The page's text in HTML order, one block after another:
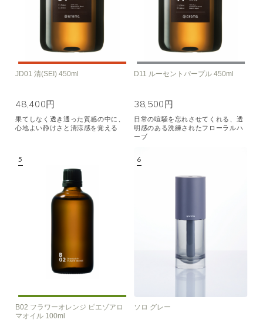
JD01 清(SEI) 450ml
48,400円
果てしなく透き通った質感の中に、
心地よい静けさと清涼感を覚える
D11 ルーセントパープル 450ml
38,500円
日常の喧騒を忘れさせてくれる、透
明感のある洗練されたフローラルハ
ーブ
B02 フラワーオレンジ ピエゾアロ
マオイル 100ml
ソロ グレー